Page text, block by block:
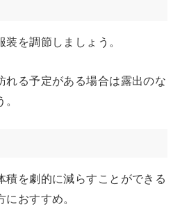
を調節しましょう。
れる予定がある場合は露出のな
積を劇的に減らすことができる
おすすめ。